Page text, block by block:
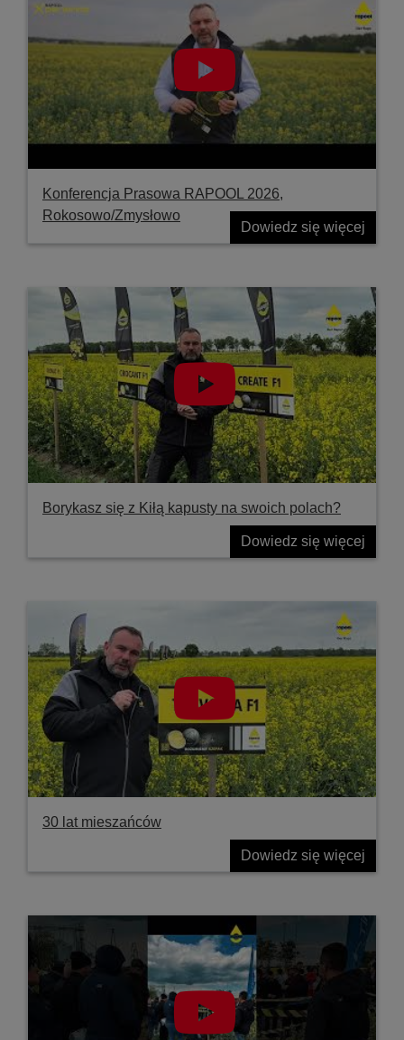
Konferencja Prasowa RAPOOL 2026,
Rokosowo/Zmysłowo
Dowiedz się więcej
Borykasz się z Kiłą kapusty na swoich polach?
Dowiedz się więcej
30 lat mieszańców
Dowiedz się więcej